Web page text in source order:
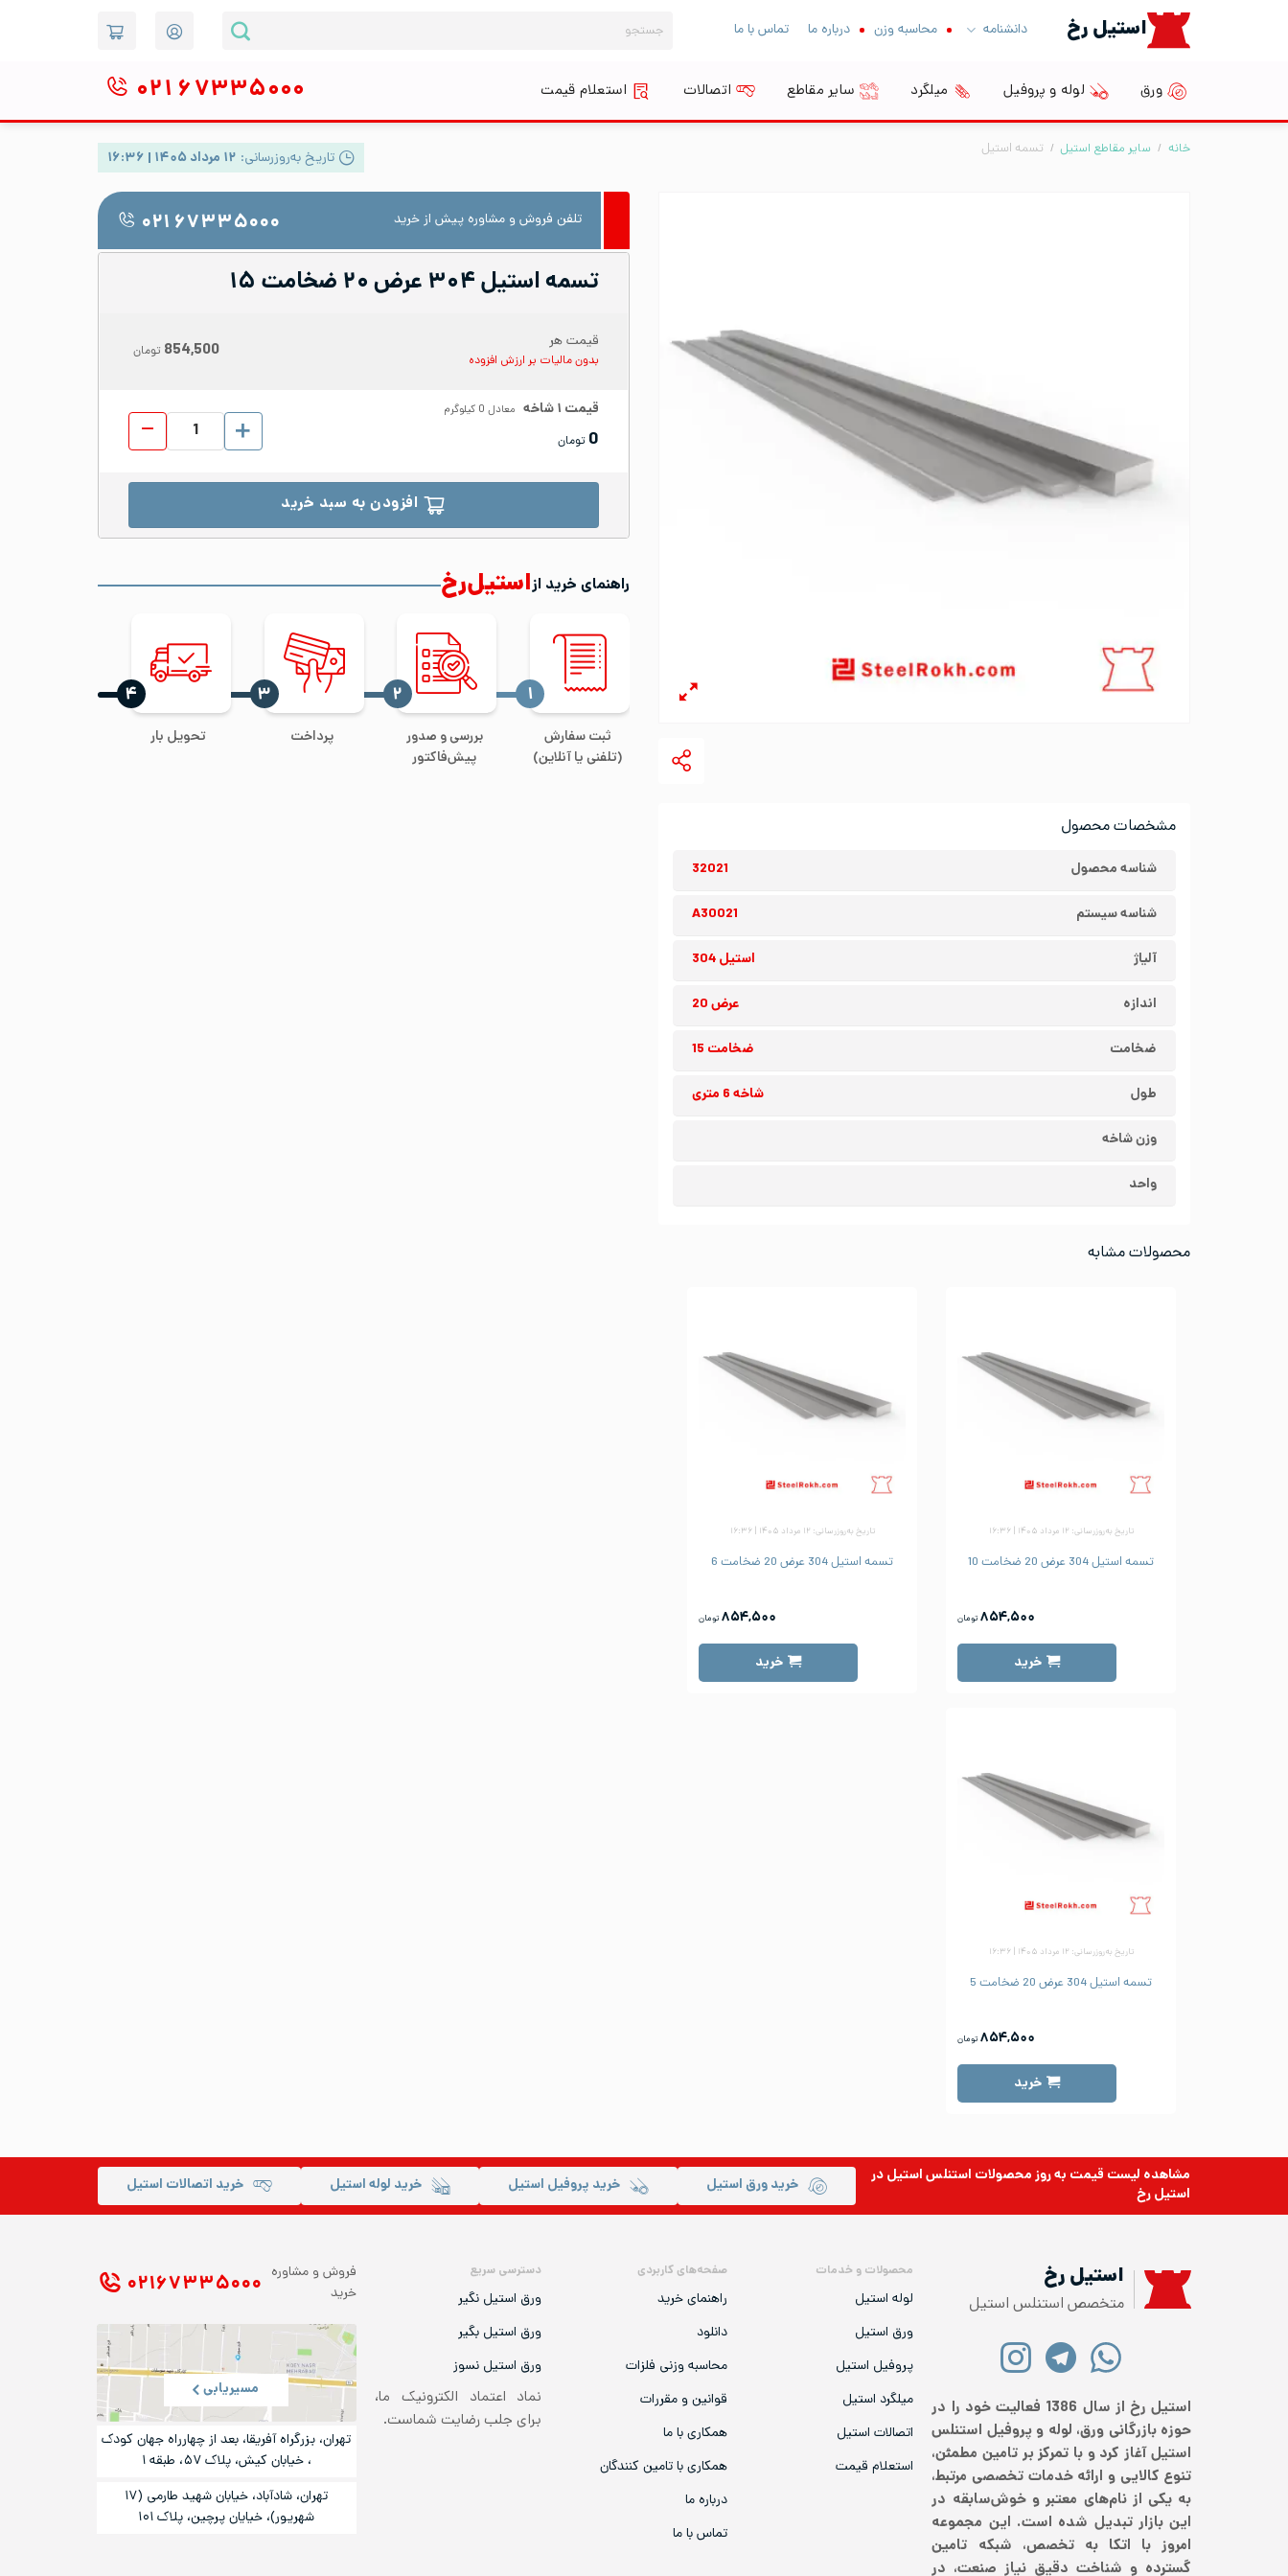
استیل رخ دانشنامه محاسبه وزن درباره ما تماس با ما
برای:
ورق لوله و پروفیل میلگرد سایر مقاطع اتصالات استعلام قیمت ۰۲۱ ۶۷۳۳۵۰۰۰
خانه / سایر مقاطع استیل / تسمه استیل تاریخ به‌روزرسانی: ۱۲ مرداد ۱۴۰۵ | ۱۶:۳۶
مشخصات محصول
شناسه محصول 32021
شناسه سیستم A30021
آلیاژ استیل 304
اندازه عرض 20
ضخامت ضخامت 15
طول شاخه 6 متری
وزن شاخه
واحد
محصولات مشابه
تاریخ به‌روزرسانی: ۱۲ مرداد ۱۴۰۵ | ۱۶:۳۶
تسمه استیل 304 عرض 20 ضخامت 10
۸۵۴,۵۰۰ تومان
خرید
تاریخ به‌روزرسانی: ۱۲ مرداد ۱۴۰۵ | ۱۶:۳۶
تسمه استیل 304 عرض 20 ضخامت 6
۸۵۴,۵۰۰ تومان
خرید
تاریخ به‌روزرسانی: ۱۲ مرداد ۱۴۰۵ | ۱۶:۳۶
تسمه استیل 304 عرض 20 ضخامت 5
۸۵۴,۵۰۰ تومان
خرید
تلفن فروش و مشاوره پیش از خرید ۰۲۱ ۶۷۳۳۵۰۰۰
تسمه استیل ۳۰۴ عرض ۲۰ ضخامت ۱۵
قیمت هر
بدون مالیات بر ارزش افزوده 854,500 تومان
قیمت ۱شاخه معادل 0 کیلوگرم
0 تومان
تسمه استیل 304 عرض 20 ضخامت 15 عدد
افزودن به سبد خرید
راهنمای خرید ازاستیل‌رخ
ثبت سفارش
(تلفنی یا آنلاین)
‍۱
بررسی و صدور
پیش‌فاکتور
‍۲
پرداخت
‍۳
تحویل بار
‍۴
مشاهده لیست قیمت به روزمحصولات استنلس استیلدر
استیل رخ
خرید ورق استیل خرید پروفیل استیل خرید لوله استیل خرید اتصالات استیل
استیل رخ
متخصص استنلس استیل
استیل رخ از سال 1386 فعالیت خود را در
حوزه بازرگانی ورق، لوله و پروفیل استنلس
استیل آغاز کرد و با تمرکز بر تامین مطمئن،
تنوع کالایی و ارائه خدمات تخصصی مرتبط،
به یکی از نام‌های معتبر و خوش‌سابقه در
این بازار تبدیل شده است. این مجموعه
امروز با اتکا به تخصص، شبکه تامین
گسترده و شناخت دقیق نیاز صنعت، در
محصولات و خدمات
لوله استیل
ورق استیل
پروفیل استیل
میلگرد استیل
اتصالات استیل
استعلام قیمت
صفحه‌های کاربردی
راهنمای خرید
دانلود
محاسبه وزنی فلزات
قوانین و مقررات
همکاری با ما
همکاری با تامین کنندگان
درباره ما
تماس با ما
دسترسی سریع
ورق استیل نگیر
ورق استیل بگیر
ورق استیل نسوز
نماد اعتماد الکترونیک ما،
برای جلب رضایت شماست.
فروش و مشاوره
خرید
۰۲۱ ۶۷۳۳۵۰۰۰
مسیریابی
تهران، بزرگراه آفریقا، بعد از چهارراه جهان کودک
، خیابان کیش، پلاک ۵۷، طبقه ۱
تهران، شادآباد، خیابان شهید طارمی (۱۷
شهریور)، خیایان پرچین، پلاک ۱۰۱